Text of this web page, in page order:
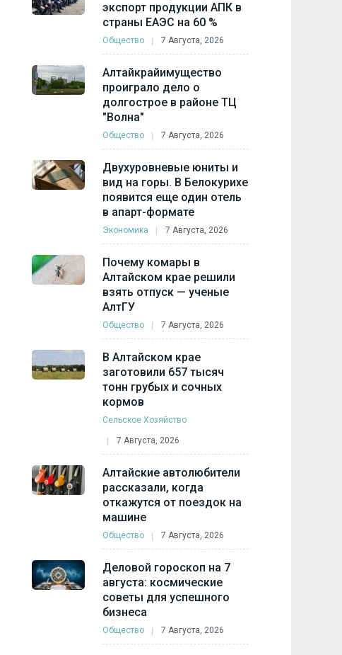
экспорт продукции АПК в
страны ЕАЭС на 60 %
Общество 7 Августа, 2026
Алтайкрайимущество
проиграло дело о
долгострое в районе ТЦ
"Волна"
Общество 7 Августа, 2026
Двухуровневые юниты и
вид на горы. В Белокурихе
появится еще один отель
в апарт-формате
Экономика 7 Августа, 2026
Почему комары в
Алтайском крае решили
взять отпуск — ученые
АлтГУ
Общество 7 Августа, 2026
В Алтайском крае
заготовили 657 тысяч
тонн грубых и сочных
кормов
Сельское Хозяйство
7 Августа, 2026
Алтайские автолюбители
рассказали, когда
откажутся от поездок на
машине
Общество 7 Августа, 2026
Деловой гороскоп на 7
августа: космические
советы для успешного
бизнеса
Общество 7 Августа, 2026